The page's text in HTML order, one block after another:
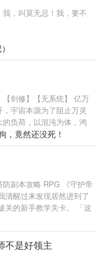
，叫莫无忌！我，要不
【剑修】【无系统】 亿万
宇宙本源为了阻止万灵
负荷，以混沌为体，鸿
，凝聚了一座灭世神
万古、炼诸天！ 千万年
空出现，葬灭了大战中
之界，自此，葬神棺下
宙万界，威慑诸天神
活埋，与葬他的棺材融合
八荒。 “救人，我不在
少年面容冷峻，继续低
，葬地，葬人，葬仙亦
，竟然还没死！
副本攻略 RPG 《守护帝
清醒过来发现居然进到了
关的新手教学关卡。 「这
给你看……！」 (看到这
,才决定要不要弃)
不是好领主